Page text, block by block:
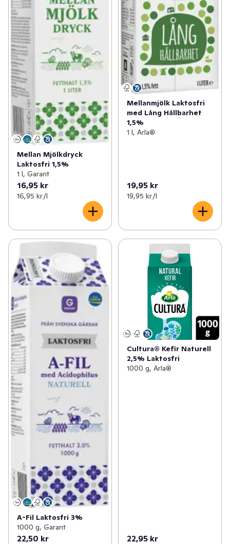
Mellan Mjölkdryck
Laktosfri 1,5%
1 l, Garant
16,95 kr
16,95 kr /l
Mellanmjölk Laktosfri
med Lång Hållbarhet
1,5%
1 l, Arla®
19,95 kr
19,95 kr /l
A-Fil Laktosfri 3%
1000 g, Garant
22,50 kr
Cultura® Kefir Naturell
2,5% Laktosfri
1000 g, Arla®
22,95 kr